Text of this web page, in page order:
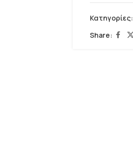
Κατηγορίες:
Share: